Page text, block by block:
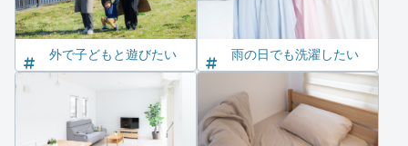
外で子どもと遊びたい 雨の日でも洗濯したい